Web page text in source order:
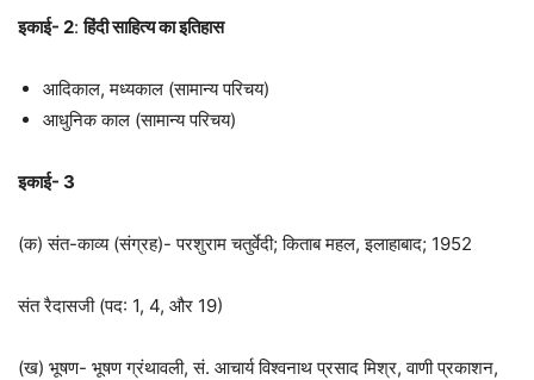
इकाई- 2:हिंदी साहित्य का इतिहास
आदिकाल, मध्यकाल (सामान्य परिचय)
आधुनिक काल (सामान्य परिचय)
इकाई- 3
(क) संत-काव्य (संग्रह)- परशुराम चतुर्वेदी; किताब महल, इलाहाबाद; 1952
संत रैदासजी (पद: 1, 4, और 19)
(ख) भूषण- भूषण ग्रंथावली, सं. आचार्य विश्वनाथ प्रसाद मिश्र, वाणी प्रकाशन,